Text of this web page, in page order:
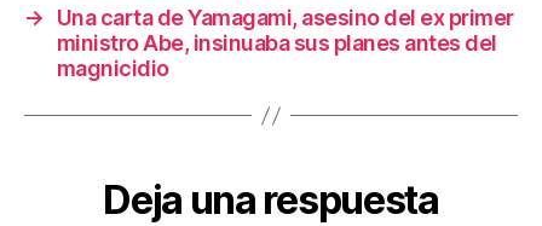
→
Una carta de Yamagami, asesino del ex primer
ministro Abe, insinuaba sus planes antes del
magnicidio
Deja una respuesta